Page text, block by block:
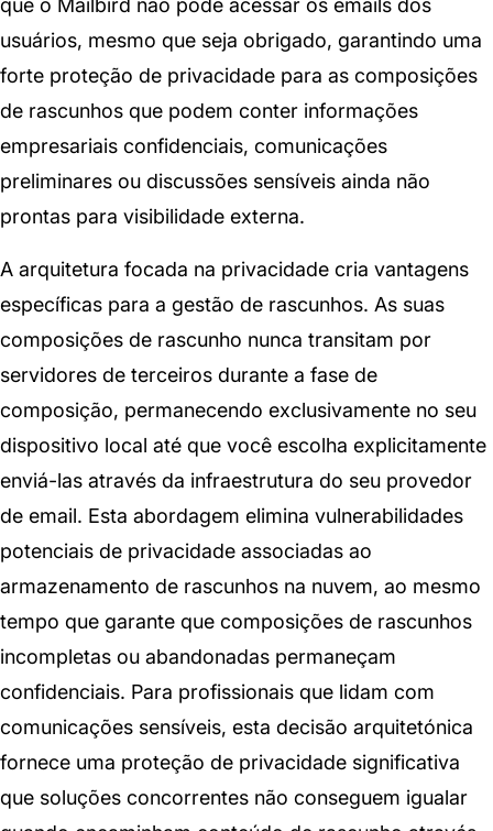
que o Mailbird não pode acessar os emails dos
usuários, mesmo que seja obrigado, garantindo uma
forte proteção de privacidade para as composições
de rascunhos que podem conter informações
empresariais confidenciais, comunicações
preliminares ou discussões sensíveis ainda não
prontas para visibilidade externa.
A arquitetura focada na privacidade cria vantagens
específicas para a gestão de rascunhos. As suas
composições de rascunho nunca transitam por
servidores de terceiros durante a fase de
composição, permanecendo exclusivamente no seu
dispositivo local até que você escolha explicitamente
enviá-las através da infraestrutura do seu provedor
de email. Esta abordagem elimina vulnerabilidades
potenciais de privacidade associadas ao
armazenamento de rascunhos na nuvem, ao mesmo
tempo que garante que composições de rascunhos
incompletas ou abandonadas permaneçam
confidenciais. Para profissionais que lidam com
comunicações sensíveis, esta decisão arquitetónica
fornece uma proteção de privacidade significativa
que soluções concorrentes não conseguem igualar